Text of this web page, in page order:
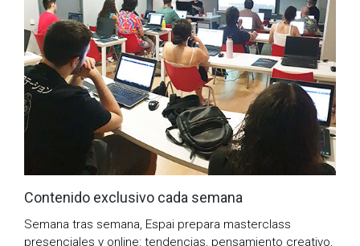
Contenido exclusivo cada semana
Semana tras semana, Espai prepara masterclass
presenciales y online: tendencias, pensamiento creativo,